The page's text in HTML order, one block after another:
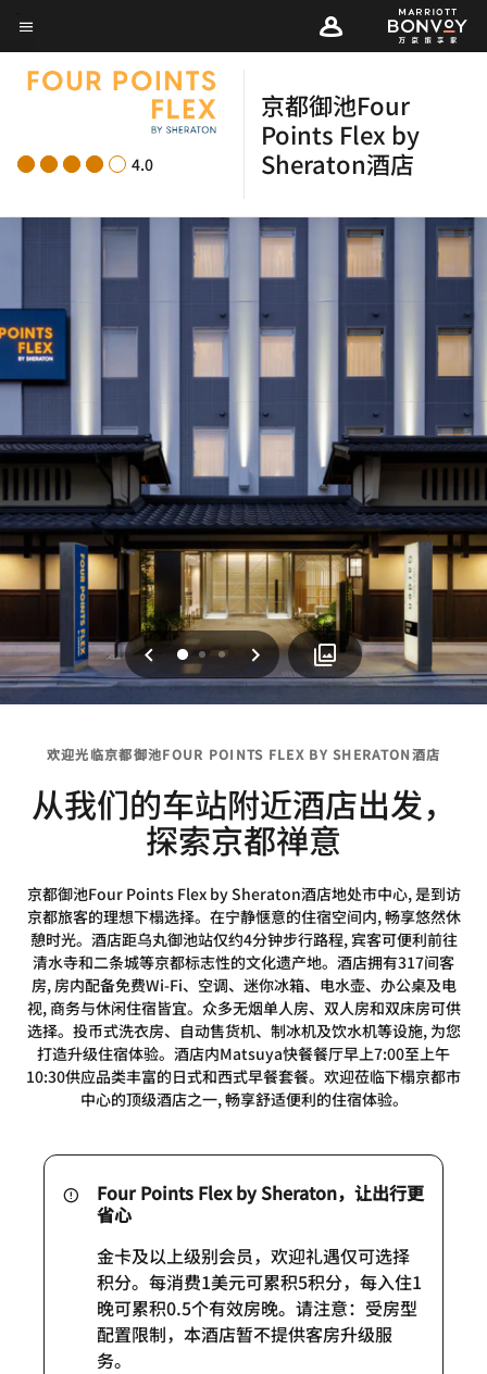
Skip
to
main
菜单文本
4.0
京都御池Four
Points Flex by
Sheraton酒店
上一页
012 下一页
欢迎光临京都御池FOUR POINTS FLEX BY SHERATON酒店
从我们的车站附近酒店出发，
探索京都禅意
京都御池Four Points Flex by Sheraton酒店地处市中心, 是到访
京都旅客的理想下榻选择。在宁静惬意的住宿空间内, 畅享悠然休
憩时光。酒店距乌丸御池站仅约4分钟步行路程, 宾客可便利前往
清水寺和二条城等京都标志性的文化遗产地。酒店拥有317间客
房, 房内配备免费Wi-Fi、空调、迷你冰箱、电水壶、办公桌及电
视, 商务与休闲住宿皆宜。众多无烟单人房、双人房和双床房可供
选择。投币式洗衣房、自动售货机、制冰机及饮水机等设施, 为您
打造升级住宿体验。酒店内Matsuya快餐餐厅早上7:00至上午
10:30供应品类丰富的日式和西式早餐套餐。欢迎莅临下榻京都市
中心的顶级酒店之一, 畅享舒适便利的住宿体验。
Four Points Flex by Sheraton，让出行更
省心
金卡及以上级别会员，欢迎礼遇仅可选择
积分。每消费1美元可累积5积分，每入住1
晚可累积0.5个有效房晚。请注意：受房型
配置限制，本酒店暂不提供客房升级服
务。